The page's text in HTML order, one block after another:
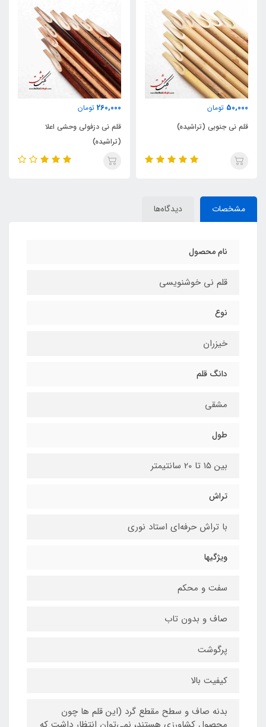
260,000 تومان
قلم نی دزفولی وحشی اعلا
ناموجود
Parallel Pen آبی- سایز 6mm
مشخصات دیدگاه‌ها
نام محصول
قلم نی خوشنویسی
نوع
خیزران
دانگ قلم
مشقی
طول
بین ۱۵ تا 20 سانتیمتر
تراش
با تراش حرفه‌ای استاد نوری
ویژگیها
سفت و محکم
صاف و بدون تاب
پرگوشت
کیفیت بالا
بدنه صاف و سطح مقطع گرد (این قلم ها چون